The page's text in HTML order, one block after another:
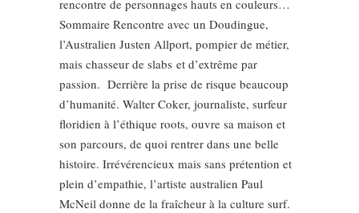
rencontre de personnages hauts en couleurs…
Sommaire Rencontre avec un Doudingue,
l’Australien Justen Allport, pompier de métier,
mais chasseur de slabs et d’extrême par
passion. Derrière la prise de risque beaucoup
d’humanité. Walter Coker, journaliste, surfeur
floridien à l’éthique roots, ouvre sa maison et
son parcours, de quoi rentrer dans une belle
histoire. Irrévérencieux mais sans prétention et
plein d’empathie, l’artiste australien Paul
McNeil donne de la fraîcheur à la culture surf.